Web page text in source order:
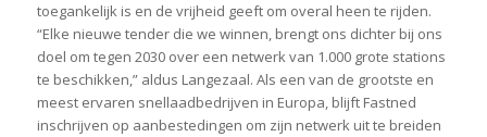
toegankelijk is en de vrijheid geeft om overal heen te rijden.
“Elke nieuwe tender die we winnen, brengt ons dichter bij ons
doel om tegen 2030 over een netwerk van 1.000 grote stations
te beschikken,” aldus Langezaal. Als een van de grootste en
meest ervaren snellaadbedrijven in Europa, blijft Fastned
inschrijven op aanbestedingen om zijn netwerk uit te breiden